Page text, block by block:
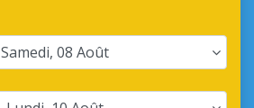
Samedi, 08 Août